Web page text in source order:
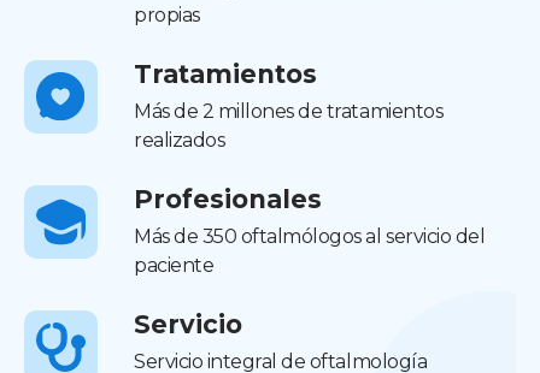
propias
Tratamientos
Más de 2 millones de tratamientos
realizados
Profesionales
Más de 350 oftalmólogos al servicio del
paciente
Servicio
Servicio integral de oftalmología